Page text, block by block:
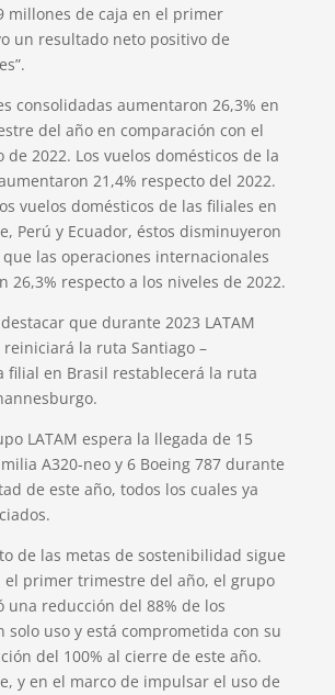
millones de caja en el primer
un resultado neto positivo de
consolidadas aumentaron 26,3% en
del año en comparación con el
de 2022. Los vuelos domésticos de la
21,4% respecto del 2022.
vuelos domésticos de las filiales en
Perú y Ecuador, éstos disminuyeron
las operaciones internacionales
26,3% respecto a los niveles de 2022.
que durante 2023 LATAM
la ruta Santiago –
filial en Brasil restablecerá la ruta
LATAM espera la llegada de 15
A320-neo y 6 Boeing 787 durante
de este año, todos los cuales ya
de las metas de sostenibilidad sigue
el primer trimestre del año, el grupo
una reducción del 88% de los
solo uso y está comprometida con su
del 100% al cierre de este año.
y en el marco de impulsar el uso de